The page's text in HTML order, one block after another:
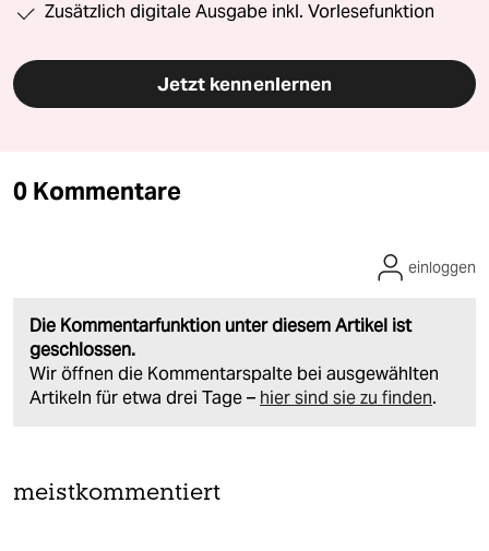
Zusätzlich digitale Ausgabe inkl. Vorlesefunktion
Jetzt kennenlernen
0 Kommentare
Die Kommentarfunktion unter diesem Artikel ist
geschlossen.
Wir öffnen die Kommentarspalte bei ausgewählten
Artikeln für etwa drei Tage – hier sind sie zu finden.
einloggen
meistkommentiert